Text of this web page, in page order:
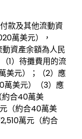
款及其他流動資
萬美元），
動資產余額為人民
1）待攤費用的流
美元）；（2）應
萬美元）（3）應
約合40萬美
（約合40萬美
萬元（約合